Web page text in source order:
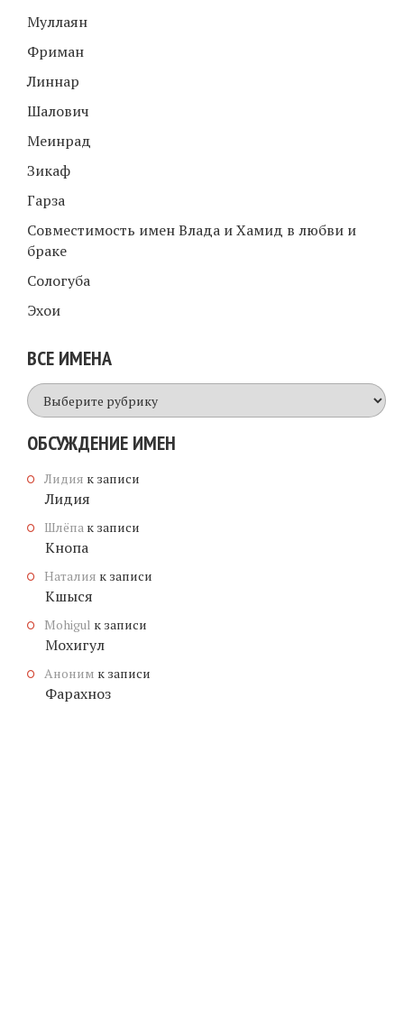
Муллаян
Фриман
Линнар
Шалович
Меинрад
Зикаф
Гарза
Совместимость имен Влада и Хамид в любви и
браке
Сологуба
Эхои
ВСЕ ИМЕНА
Все
имена
ОБСУЖДЕНИЕ ИМЕН
Лидия к записи
Лидия
Шлёпа к записи
Кнопа
Наталия к записи
Кшыся
Mohigul к записи
Мохигул
Аноним к записи
Фарахноз